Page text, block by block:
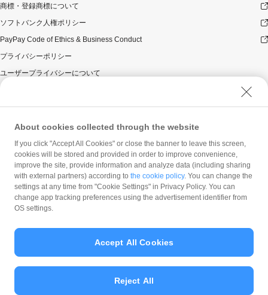
商標・登録商標について
ソフトバンク人権ポリシー
PayPay Code of Ethics & Business Conduct
プライバシーポリシー
ユーザープライバシーについて
ウェブサイト利用規約
反社会的勢力に対する方針
勧誘方針
マネロン等基本方針
カスタマーハラスメントに関する当社の考え方
© PayPay Corporation
About cookies collected through the website
If you click "Accept All Cookies" or close the banner to leave this screen,
cookies will be stored and provided in order to improve convenience,
improve the site, provide information and analyze data (including sharing
with external partners) according to the cookie policy. You can change the
settings at any time from "Cookie Settings" in Privacy Policy. You can
change app tracking preferences using the advertisement identifier from
OS settings.
Reject All
Accept All Cookies